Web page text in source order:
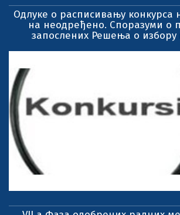
Одлуке о расписивању конкурса
на неодређено. Споразуми о
запослених Решења о избору